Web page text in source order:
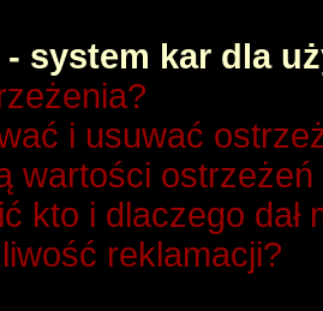
- system kar dla
i usuwać
wartości
kto i dlaczego dał
reklamacji?